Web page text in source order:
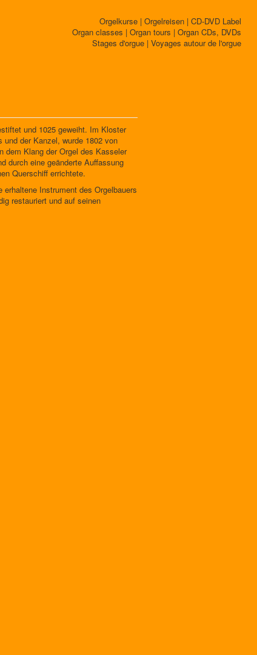
Orgelkurse | Orgelreisen | CD-DVD Label
Organ classes | Organ tours | Organ CDs, DVDs
Stages d'orgue | Voyages autour de l'orgue
und 1025 geweiht. Im Kloster
der Kanzel, wurde 1802 von
dem Klang der Orgel des Kasseler
durch eine geänderte Auffassung
Querschiff errichtete.
Instrument des Orgelbauers
restauriert und auf seinen